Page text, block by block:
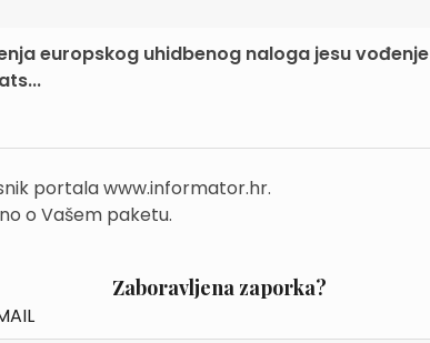
europskog uhidbenog naloga jesu vođenje
portala www.informator.hr.
o Vašem paketu.
Zaboravljena zaporka?